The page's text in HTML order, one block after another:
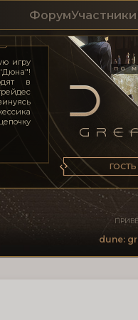
игру
в
ГОСТЬ
ФорумУчастники
dune: